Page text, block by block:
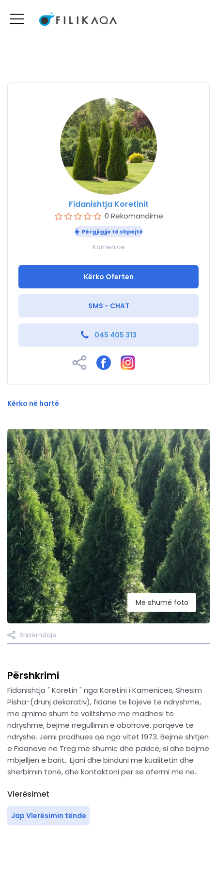
Më shumë foto
Shpërndaje
Përshkrimi
Fidanishtja " Koretin " nga Koretini i Kamenices, Shesim
Pisha-(drunj dekorativ), fidane te llojeve te ndryshme,
me qmime shum te volitshme me madhesi te
ndryshme, bejme rregullimin e oborrove, parqeve te
ndryshe. Jemi prodhues qe nga vitet 1973. Bejme shitjen
e Fidaneve ne Treg me shumic dhe pakicë, si dhe bejme
mbjelljen e barit.. Ejani dhe binduni me kualitetin dhe
sherbimin tonë, dhe kontaktoni per se afermi me ne..
Vlerësimet
Jap Vlerësimin tënde
Fidanishtja Koretinit
0 Rekomandime
Përgjigjje të shpejtë
Kamenice
Kërko Oferten
SMS - CHAT
045 405 313
Kërko në hartë